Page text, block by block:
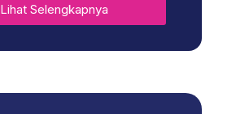
Lihat Selengkapnya